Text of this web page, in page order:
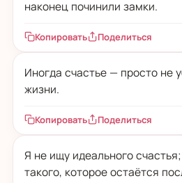
наконец починили замки.
Копировать Поделиться
Иногда счастье — просто не
жизни.
Копировать Поделиться
Я не ищу идеального
такого, которое остаётся